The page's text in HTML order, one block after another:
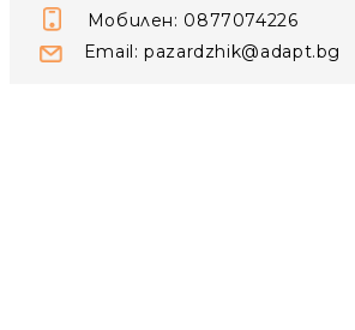
Мобилен: 0877074226
Email:pazardzhik@adapt.bg